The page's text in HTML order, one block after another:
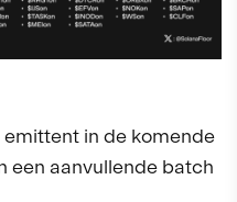
in de komende
een aanvullende batch